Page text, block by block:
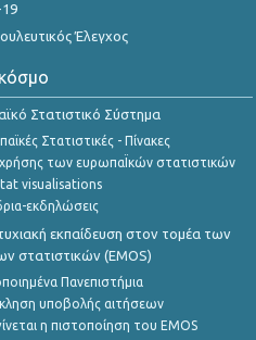
Έλεγχος
Στατιστικό Σύστημα
Στατιστικές - Πίνακες
των ευρωπαΪκών στατιστικών
visualisations
εκδηλώσεις
εκπαίδευση στον τομέα των
στατιστικών (EMOS)
Πανεπιστήμια
υποβολής αιτήσεων
η πιστοποίηση του EMOS